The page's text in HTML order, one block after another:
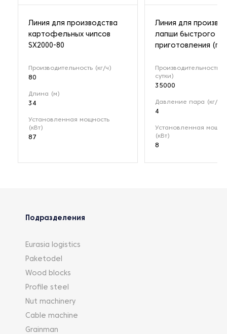
Линия для производства
картофельных чипсов
SX2000-80
Производительность (кг/ч)
80
Длина (м)
34
Установленная мощность
(кВт)
87
Линия для
лапши быстрого
приготовления
Производительность
сутки)
35000
Давление пара (кг/
4
Установленная
(кВт)
8
Подразделения
Eurasia logistics
Paketodel
Wood blocks
Profile steel
Nut machinery
Cable machine
Grainman